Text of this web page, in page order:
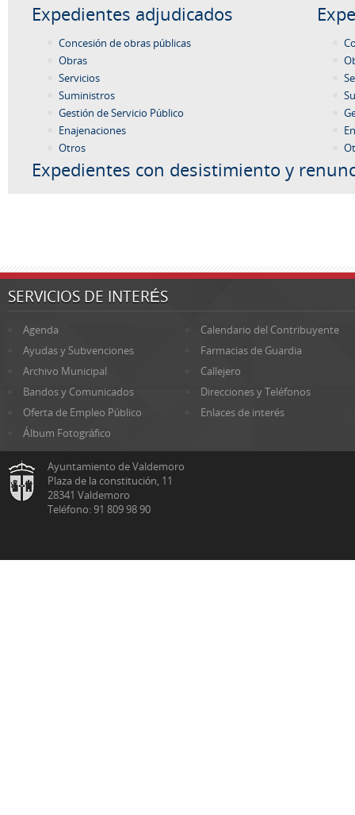
Expedientes adjudicados
Concesión de obras públicas
Obras
Servicios
Suministros
Gestión de Servicio Público
Enajenaciones
Otros
Expedientes con desistimiento y
SERVICIOS DE INTERÉS
Agenda
Calendario del Contribuyente
Ayudas y Subvenciones
Farmacias de Guardia
Archivo Municipal
Callejero
Bandos y Comunicados
Direcciones y Teléfonos
Oferta de Empleo Público
Enlaces de interés
Álbum Fotográfico
Ayuntamiento de Valdemoro
Plaza de la constitución, 11
28341 Valdemoro
Teléfono: 91 809 98 90